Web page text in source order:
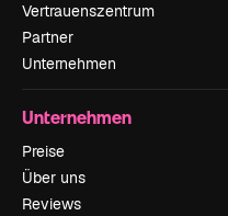
Vertrauenszentrum
Partner
Unternehmen
Unternehmen
Preise
Über uns
Reviews